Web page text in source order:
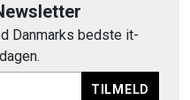
Danmarks bedste it-
TILMELD